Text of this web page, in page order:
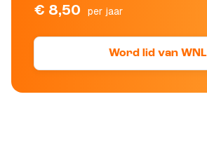
€ 8,50 per jaar
Word lid van WNL